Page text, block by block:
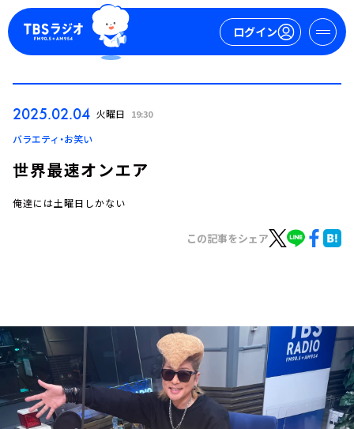
ログイン
ログイン
トピックス
TBS Podcast
お知らせ
イベント・グッズ
YouTube
会社情報
2025.02.04 火曜日 19:30
バラエティ・お笑い
世界最速オンエア
俺達には土曜日しかない
この記事をシェア